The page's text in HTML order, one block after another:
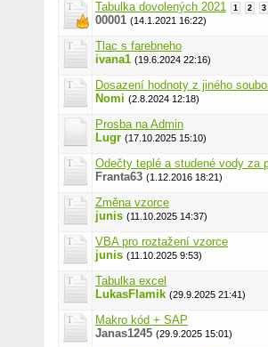
Tabulka dovolených 2021 1 2 3
00001 (14.1.2021 16:22)
Tlac s farebneho
ivana1 (19.6.2024 22:16)
Dosazení hodnoty z jiného
Nomi (2.8.2024 12:18)
Prosba na Admin
Lugr (17.10.2025 15:10)
Odečty teplé a studené vody za
Franta63 (1.12.2016 18:21)
Změna vzorce
junis (11.10.2025 14:37)
VBA pro roztažení vzorce
junis (11.10.2025 9:53)
Tabulka excel
LukasFlamik (29.9.2025 21:41)
Makro kód + SAP
Janas1245 (29.9.2025 15:01)